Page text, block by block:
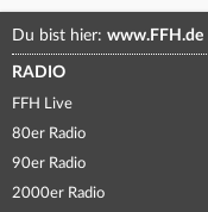
Du bist hier: www.FFH.de
RADIO
FFH Live
80er Radio
90er Radio
2000er Radio